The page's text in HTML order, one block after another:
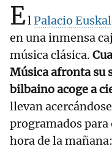
ElPalacio
en una inmensa
música clásica.
Música afronta su
bilbaino acoge a
llevan
programados para
hora de la